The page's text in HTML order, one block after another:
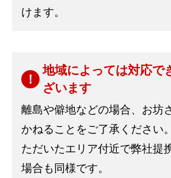
けます。
地域によっては対応で
ざいます
離島や僻地などの場合、お坊
かねることをご了承ください
ただいたエリア付近で弊社提
場合も同様です。